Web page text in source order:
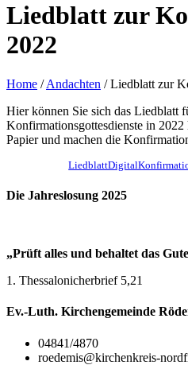
Liedblatt zur
2022
Home /Andachten /Liedblatt zur
Hier können Sie sich das Liedblatt
Konfirmationsgottesdienste in
Papier und machen die
Die Jahreslosung 2025
„Prüft alles und behaltet das
1. Thessalonicherbrief 5,21
Ev.-Luth. Kirchengemeinde
04841/4870
roedemis@kirchenkreis-